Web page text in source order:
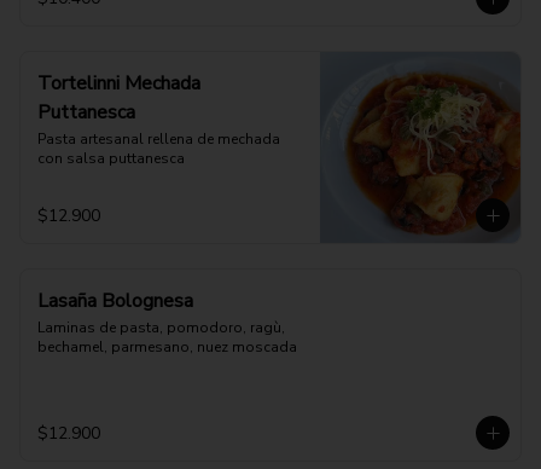
Tortelinni Mechada
Puttanesca
Pasta artesanal rellena de mechada
con salsa puttanesca
$12.900
Lasaña Bolognesa
Laminas de pasta, pomodoro, ragù,
bechamel, parmesano, nuez moscada
$12.900